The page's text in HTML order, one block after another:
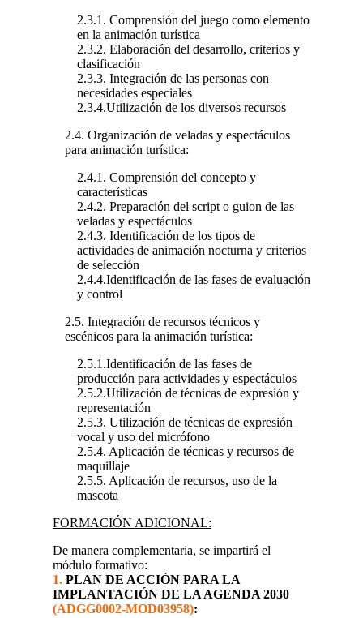
2.3.1. Comprensión del juego como elemento
en la animación turística
2.3.2. Elaboración del desarrollo, criterios y
clasificación
2.3.3. Integración de las personas con
necesidades especiales
2.3.4.Utilización de los diversos recursos
2.4. Organización de veladas y espectáculos
para animación turística:
2.4.1. Comprensión del concepto y
características
2.4.2. Preparación del script o guion de las
veladas y espectáculos
2.4.3. Identificación de los tipos de
actividades de animación nocturna y criterios
de selección
2.4.4.Identificación de las fases de evaluación
y control
2.5. Integración de recursos técnicos y
escénicos para la animación turística:
2.5.1.Identificación de las fases de
producción para actividades y espectáculos
2.5.2.Utilización de técnicas de expresión y
representación
2.5.3. Utilización de técnicas de expresión
vocal y uso del micrófono
2.5.4. Aplicación de técnicas y recursos de
maquillaje
2.5.5. Aplicación de recursos, uso de la
mascota
FORMACIÓN ADICIONAL:
De manera complementaria, se impartirá el
módulo formativo:
1.PLAN DE ACCIÓN PARA LA
IMPLANTACIÓN DE LA AGENDA 2030
(ADGG0002-MOD03958):